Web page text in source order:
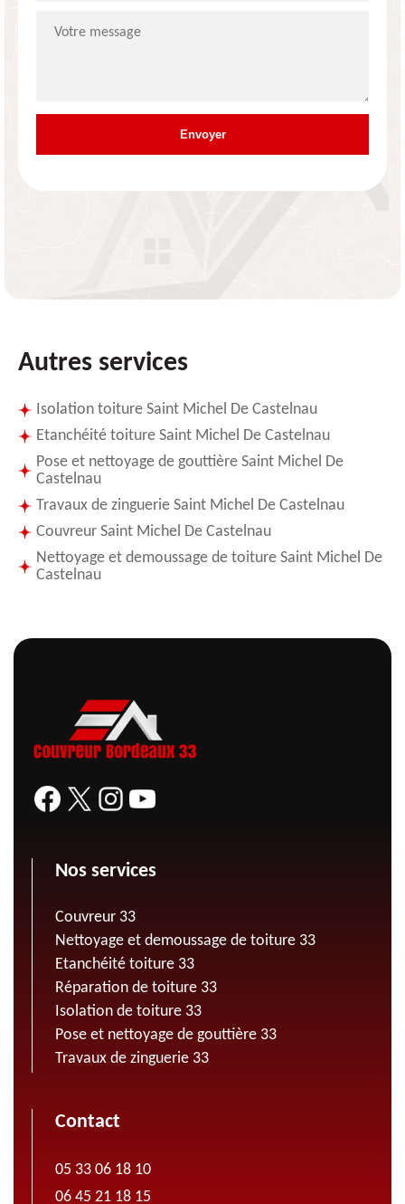
Autres services
Isolation toiture Saint Michel De Castelnau
Etanchéité toiture Saint Michel De Castelnau
Pose et nettoyage de gouttière Saint Michel De
Castelnau
Travaux de zinguerie Saint Michel De Castelnau
Couvreur Saint Michel De Castelnau
Nettoyage et demoussage de toiture Saint Michel De
Castelnau
Nos services
Couvreur 33
Nettoyage et demoussage de toiture 33
Etanchéité toiture 33
Réparation de toiture 33
Isolation de toiture 33
Pose et nettoyage de gouttière 33
Travaux de zinguerie 33
Contact
05 33 06 18 10
06 45 21 18 15